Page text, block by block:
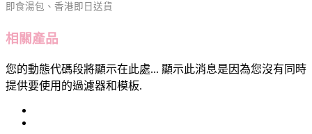
即食湯包、香港即日送貨
相關產品
您的動態代碼段將顯示在此處... 顯示此消息是因為您沒有同時
提供要使用的過濾器和模板.